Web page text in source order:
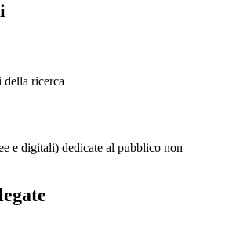
ricerca
e digitali) dedicate al pubblico non